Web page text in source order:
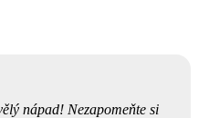
nápad! Nezapomeňte si